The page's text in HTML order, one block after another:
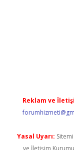
Reklam ve
Yasal Uyarı:
ve İletişim